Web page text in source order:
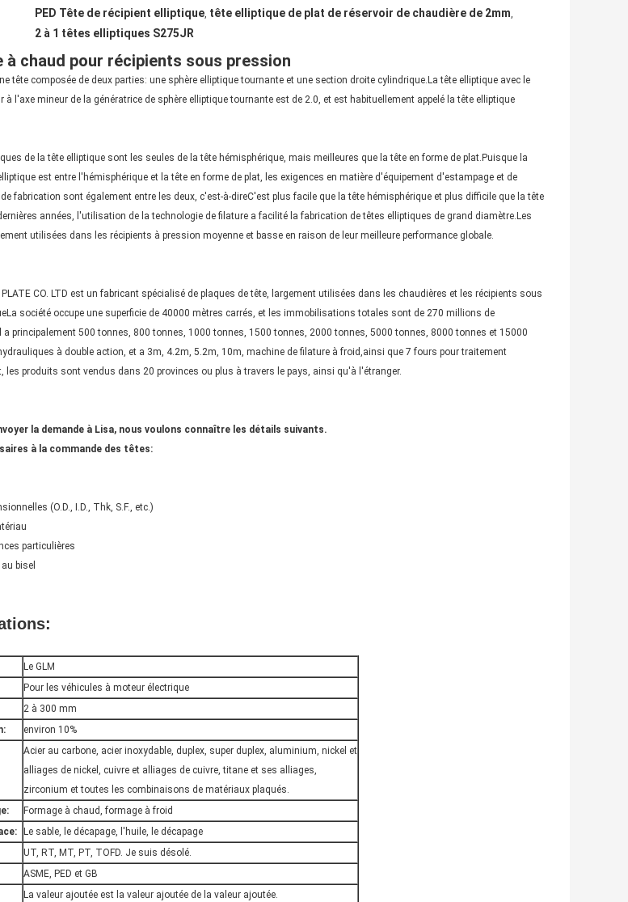
PED Tête de récipient elliptique, tête elliptique de plat de réservoir de chaudière de 2mm,
2 à 1 têtes elliptiques S275JR
à chaud pour récipients sous pression
tête composée de deux parties: une sphère elliptique tournante et une section droite cylindrique.La tête elliptique avec le
à l'axe mineur de la génératrice de sphère elliptique tournante est de 2.0, et est habituellement appelé la tête elliptique
de la tête elliptique sont les seules de la tête hémisphérique, mais meilleures que la tête en forme de plat.Puisque la
est entre l'hémisphérique et la tête en forme de plat, les exigences en matière d'équipement d'estampage et de
fabrication sont également entre les deux, c'est-à-direC'est plus facile que la tête hémisphérique et plus difficile que la tête
années, l'utilisation de la technologie de filature a facilité la fabrication de têtes elliptiques de grand diamètre.Les
utilisées dans les récipients à pression moyenne et basse en raison de leur meilleure performance globale.
PLATE CO. LTD est un fabricant spécialisé de plaques de tête, largement utilisées dans les chaudières et les récipients sous
société occupe une superficie de 40000 mètres carrés, et les immobilisations totales sont de 270 millions de
a principalement 500 tonnes, 800 tonnes, 1000 tonnes, 1500 tonnes, 2000 tonnes, 5000 tonnes, 8000 tonnes et 15000
à double action, et a 3m, 4.2m, 5.2m, 10m, machine de filature à froid,ainsi que 7 fours pour traitement
les produits sont vendus dans 20 provinces ou plus à travers le pays, ainsi qu'à l'étranger.
la demande à Lisa, nous voulons connaître les détails suivants.
à la commande des têtes:
(O.D., I.D., Thk, S.F., etc.)
particulières
bisel
Le GLM
Pour les véhicules à moteur électrique
2 à 300 mm
environ 10%
Acier au carbone, acier inoxydable, duplex, super duplex, aluminium, nickel et
alliages de nickel, cuivre et alliages de cuivre, titane et ses alliages,
zirconium et toutes les combinaisons de matériaux plaqués.
Formage à chaud, formage à froid
Le sable, le décapage, l'huile, le décapage
UT, RT, MT, PT, TOFD. Je suis désolé.
ASME, PED et GB
La valeur ajoutée est la valeur ajoutée de la valeur ajoutée.